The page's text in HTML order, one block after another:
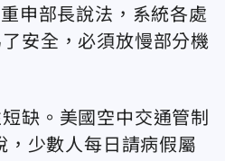
申部長說法，系統各處
安全，必須放慢部分機
缺。美國空中交通管制
，少數人每日請病假屬